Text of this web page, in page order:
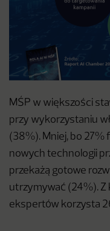
MŚP w większości
przy wykorzystaniu
(38%). Mniej, bo 27%
nowych technologii
przekażą gotowe
utrzymywać (24%).
ekspertów korzysta